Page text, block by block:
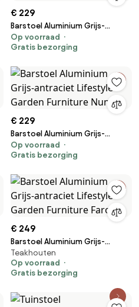
€ 229
Barstoel Aluminium Grijs-
antraciet Lifestyle Garden
Furniture Nuno
Op voorraad
Gratis bezorging
€ 229
Barstoel Aluminium Grijs-
antraciet Lifestyle Garden
Furniture Nuno
Op voorraad
Gratis bezorging
€ 249
Barstoel Aluminium Grijs-
antraciet Lifestyle Garden
Furniture Faro
Teakhouten
Op voorraad
Gratis bezorging